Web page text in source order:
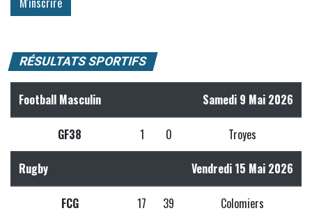
RÉSULTATS SPORTIFS
Football Masculin Samedi 9 Mai 2026
GF38 1 0 Troyes
Rugby Vendredi 15 Mai 2026
FCG 17 39 Colomiers